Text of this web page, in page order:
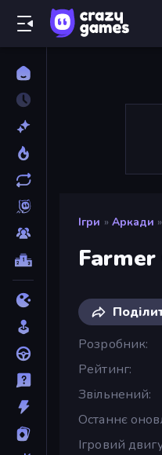
Ігри » Аркади »
Розробник
Рейтинг
Звільнений
Останнє
Ігровий